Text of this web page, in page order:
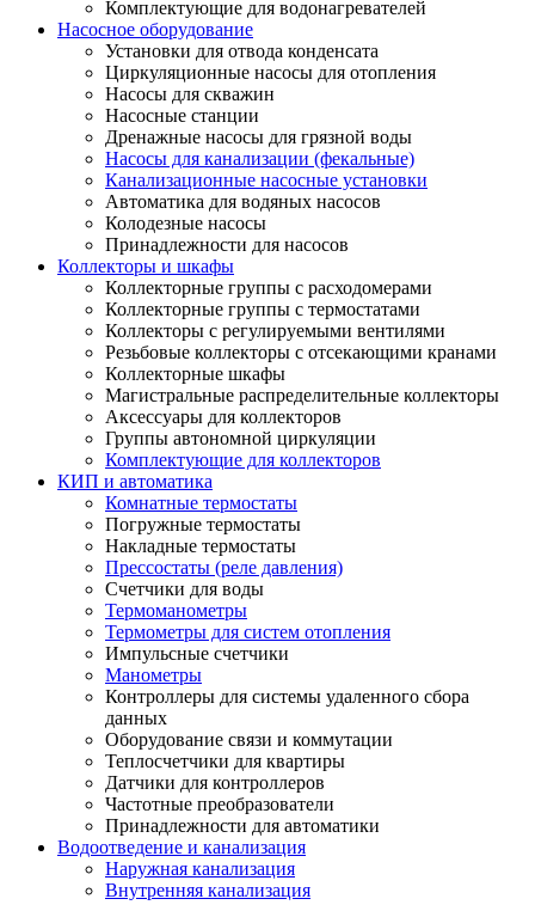
Комплектующие для водонагревателей
Насосное оборудование
Установки для отвода конденсата
Циркуляционные насосы для отопления
Насосы для скважин
Насосные станции
Дренажные насосы для грязной воды
Насосы для канализации (фекальные)
Канализационные насосные установки
Автоматика для водяных насосов
Колодезные насосы
Принадлежности для насосов
Коллекторы и шкафы
Коллекторные группы с расходомерами
Коллекторные группы с термостатами
Коллекторы с регулируемыми вентилями
Резьбовые коллекторы с отсекающими кранами
Коллекторные шкафы
Магистральные распределительные коллекторы
Аксессуары для коллекторов
Группы автономной циркуляции
Комплектующие для коллекторов
КИП и автоматика
Комнатные термостаты
Погружные термостаты
Накладные термостаты
Прессостаты (реле давления)
Счетчики для воды
Термоманометры
Термометры для систем отопления
Импульсные счетчики
Манометры
Контроллеры для системы удаленного сбора
данных
Оборудование связи и коммутации
Теплосчетчики для квартиры
Датчики для контроллеров
Частотные преобразователи
Принадлежности для автоматики
Водоотведение и канализация
Наружная канализация
Внутренняя канализация